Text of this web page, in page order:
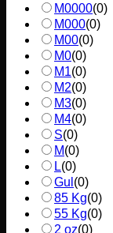
M0000(0)
M000(0)
M00(0)
M0(0)
M1(0)
M2(0)
M3(0)
M4(0)
S(0)
M(0)
L(0)
Gul (0)
85 Kg(0)
55 Kg(0)
2 oz(0)